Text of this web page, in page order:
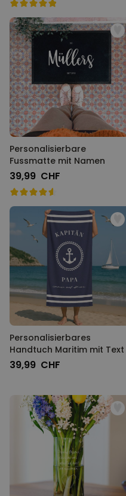
Personalisierbare
Fussmatte mit Namen
39,99 CHF
Personalisierbares
Handtuch Maritim mit Text
39,99 CHF